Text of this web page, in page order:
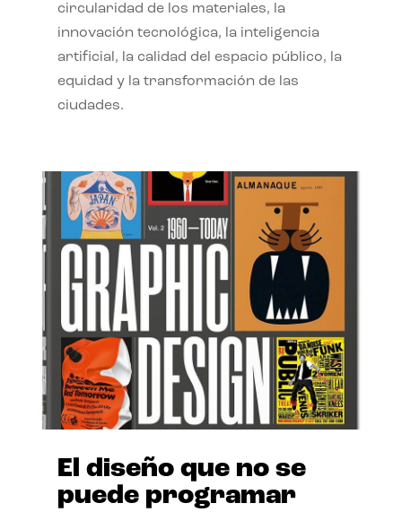
circularidad de los materiales, la
innovación tecnológica, la inteligencia
artificial, la calidad del espacio público, la
equidad y la transformación de las
ciudades.
El diseño que no se
puede programar